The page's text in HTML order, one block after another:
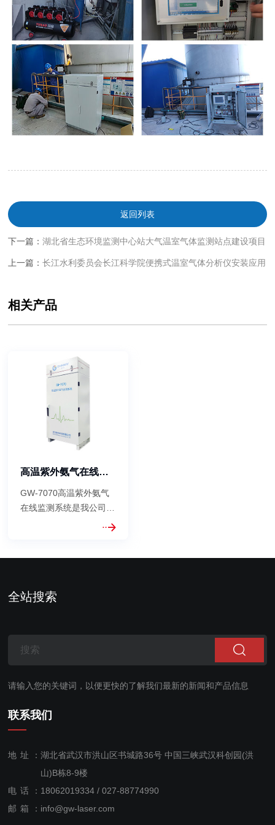
返回列表
下一篇：湖北省生态环境监测中心站大气温室气体监测站点建设项目
上一篇：长江水利委员会长江科学院便携式温室气体分析仪安装应用
相关产品
高温紫外氨气在线监测系统
GW-7070高温紫外氨气
在线监测系统是我公司针
对国内外环保、工业控制
术，自主研发的高温气体
全站搜索
请输入您的关键词，以便更快的了解我们最新的新闻和产品信息
联系我们
地址： 湖北省武汉市洪山区书城路36号 中国三峡武汉科创园(洪
山)B栋8-9楼
电话： 18062019334 / 027-88774990
售后服
邮箱： info@gw-laser.com